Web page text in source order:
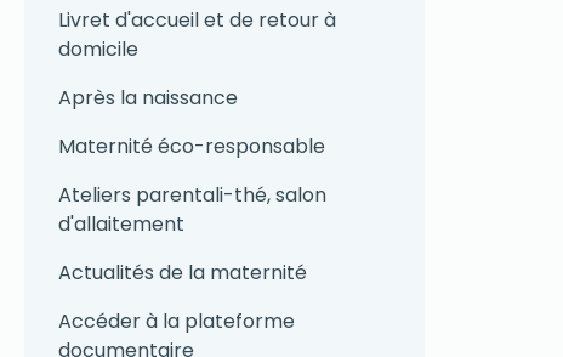
Livret d'accueil et de retour à
domicile
Après la naissance
Maternité éco-responsable
Ateliers parentali-thé, salon
d'allaitement
Actualités de la maternité
Accéder à la plateforme
documentaire